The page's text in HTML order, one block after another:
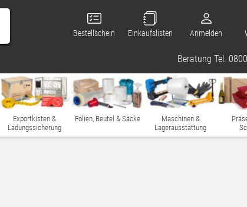
Bestellschein Einkaufslisten Anmelden
Beratung Tel.
Exportkisten &
Ladungssicherung
Folien, Beutel & Säcke
Maschinen &
Lagerausstattung